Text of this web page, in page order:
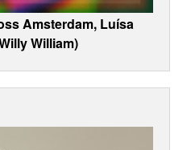
Amsterdam, Luísa
William)